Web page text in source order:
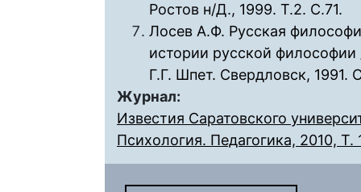
Ростов н/Д., 1999. Т.2. С.71.
Лосев А.Ф. Русская
истории русской
Г.Г. Шпет. Свердловск,
Журнал:
Известия Саратовского
Психология. Педагогика, 2010, Т.